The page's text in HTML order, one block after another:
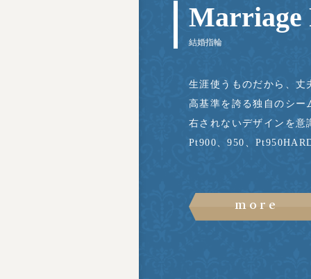
Marriage
結婚指輪
生涯使うものだから、丈
高基準を誇る独自のシ
右されないデザインを意
Pt900、950、
more